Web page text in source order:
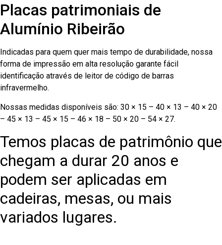
Placas patrimoniais de
Alumínio Ribeirão
Indicadas para quem quer mais tempo de durabilidade, nossa
forma de impressão em alta resolução garante fácil
identificação através de leitor de código de barras
infravermelho.
Nossas medidas disponíveis são: 30 × 15 – 40 × 13 – 40 × 20
– 45 × 13 – 45 × 15 – 46 × 18 – 50 × 20 – 54 × 27.
Temos placas de patrimônio que
chegam a durar 20 anos e
podem ser aplicadas em
cadeiras, mesas, ou mais
variados lugares.